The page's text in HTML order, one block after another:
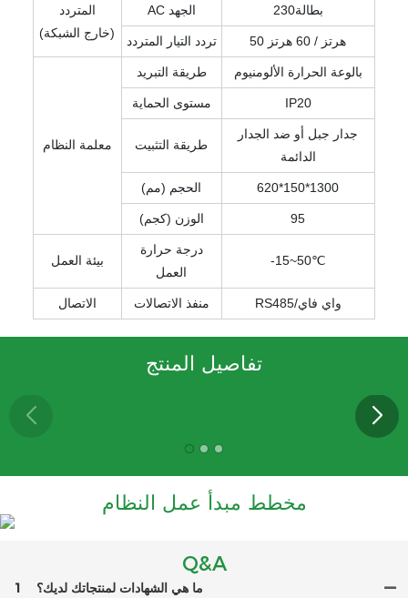
المتردد
(خارج الشبكة)
AC الجهد بطالة230
تردد التيار المتردد 50 هرتز / 60 هرتز
معلمة النظام
طريقة التبريد بالوعة الحرارة الألومنيوم
مستوى الحماية IP20
طريقة التثبيت
جدار جبل أو ضد الجدار
الدائمة
الحجم (مم) 620*150*1300
الوزن (كجم) 95
بيئة العمل
درجة حرارة
العمل
-15~50℃
الاتصال منفذ الاتصالات RS485/واي فاي
تفاصيل المنتج
مخطط مبدأ عمل النظام
Q&A
1 ما هي الشهادات لمنتجاتك لديك؟